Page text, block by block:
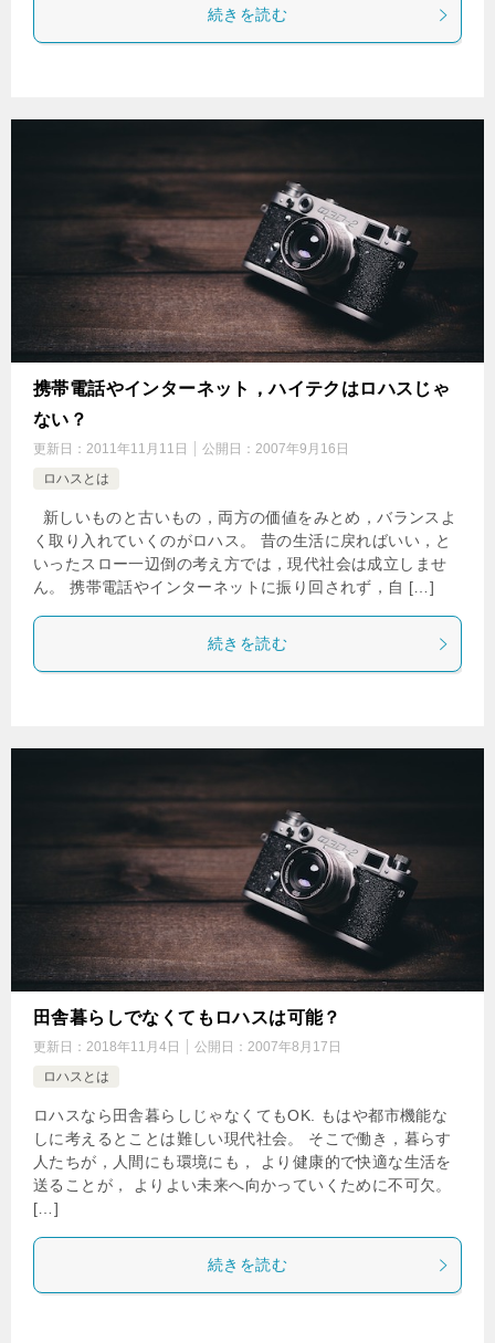
続きを読む
携帯電話やインターネット，ハイテクはロハスじゃ
ない？
更新日： 2011年11月11日 公開日： 2007年9月16日
ロハスとは
新しいものと古いもの，両方の価値をみとめ，バランスよ
く取り入れていくのがロハス。 昔の生活に戻ればいい，と
いったスロー一辺倒の考え方では，現代社会は成立しませ
ん。 携帯電話やインターネットに振り回されず，自 […]
続きを読む
田舎暮らしでなくてもロハスは可能？
更新日： 2018年11月4日 公開日： 2007年8月17日
ロハスとは
ロハスなら田舎暮らしじゃなくてもOK. もはや都市機能な
しに考えるとことは難しい現代社会。 そこで働き，暮らす
人たちが，人間にも環境にも， より健康的で快適な生活を
送ることが， よりよい未来へ向かっていくために不可欠。
[…]
続きを読む